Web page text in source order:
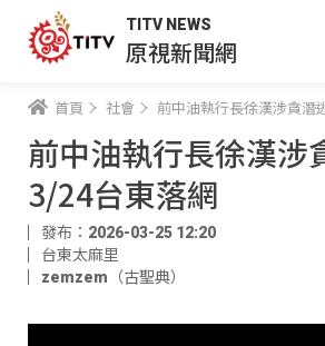
TITV NEWS
原視新聞網
首頁 社會 前中油執行長徐漢涉貪潛
前中油執行長徐漢涉
3/24台東落網
發布：2026-03-25 12:20
台東太麻里
zemzem（古聖典）